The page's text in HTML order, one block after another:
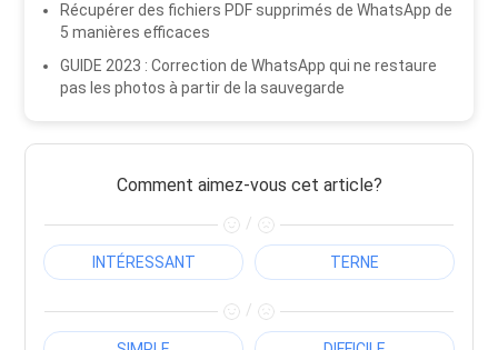
Récupérer des fichiers PDF supprimés de WhatsApp de
5 manières efficaces
GUIDE 2023 : Correction de WhatsApp qui ne restaure
pas les photos à partir de la sauvegarde
Comment aimez-vous cet article?
/
INTÉRESSANT TERNE
/